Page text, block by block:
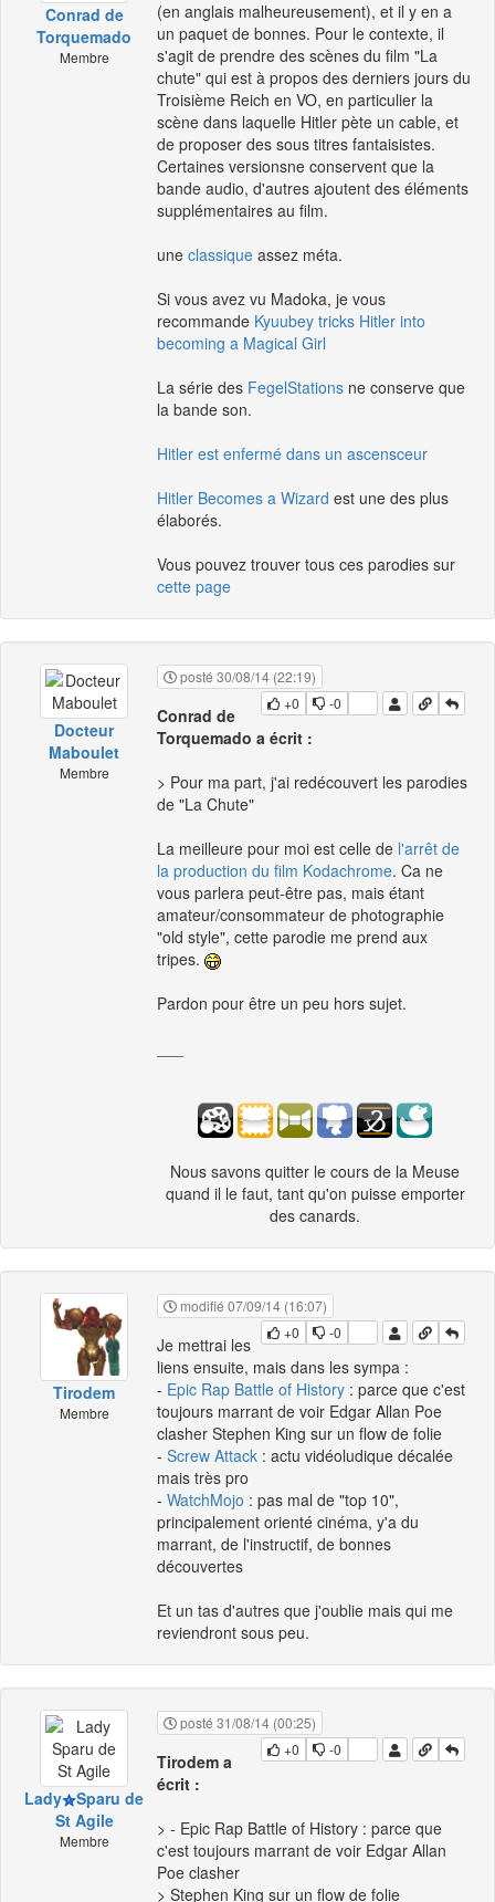
Conrad de
Torquemado
Membre
(en anglais malheureusement), et il y en a
un paquet de bonnes. Pour le contexte, il
s'agit de prendre des scènes du film "La
chute" qui est à propos des derniers jours du
Troisième Reich en VO, en particulier la
scène dans laquelle Hitler pète un cable, et
de proposer des sous titres fantaisistes.
Certaines versionsne conservent que la
bande audio, d'autres ajoutent des éléments
supplémentaires au film.
une classique assez méta.
Si vous avez vu Madoka, je vous
recommande Kyuubey tricks Hitler into
becoming a Magical Girl
La série des FegelStations ne conserve que
la bande son.
Hitler est enfermé dans un ascensceur
Hitler Becomes a Wizard est une des plus
élaborés.
Vous pouvez trouver tous ces parodies sur
cette page
Docteur
Maboulet
Membre
posté 30/08/14 (22:19)
+0
-0
Conrad de
Torquemado a écrit :
> Pour ma part, j'ai redécouvert les parodies
de "La Chute"
La meilleure pour moi est celle de l'arrêt de
la production du film Kodachrome. Ca ne
vous parlera peut-être pas, mais étant
amateur/consommateur de photographie
"old style", cette parodie me prend aux
tripes.
Pardon pour être un peu hors sujet.
Nous savons quitter le cours de la Meuse
quand il le faut, tant qu'on puisse emporter
des canards.
Tirodem
Membre
modifié 07/09/14 (16:07)
+0
-0
Je mettrai les
liens ensuite, mais dans les sympa :
- Epic Rap Battle of History : parce que c'est
toujours marrant de voir Edgar Allan Poe
clasher Stephen King sur un flow de folie
- Screw Attack : actu vidéoludique décalée
mais très pro
- WatchMojo : pas mal de "top 10",
principalement orienté cinéma, y'a du
marrant, de l'instructif, de bonnes
découvertes
Et un tas d'autres que j'oublie mais qui me
reviendront sous peu.
Lady
Sparu de
St Agile
Membre
posté 31/08/14 (00:25)
+0
-0
Tirodem a
écrit :
> - Epic Rap Battle of History : parce que
c'est toujours marrant de voir Edgar Allan
Poe clasher
> Stephen King sur un flow de folie